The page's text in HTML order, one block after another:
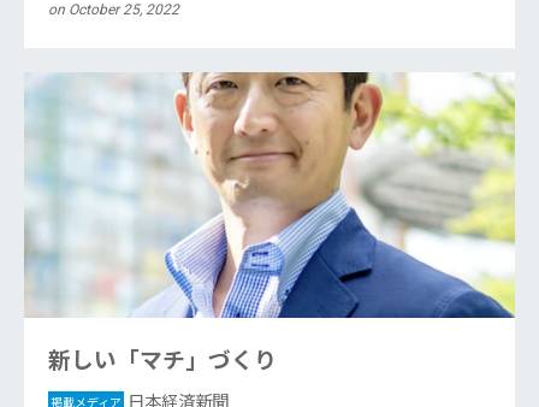
on October 25, 2022
新しい「マチ」づくり
掲載メディア 日本経済新聞